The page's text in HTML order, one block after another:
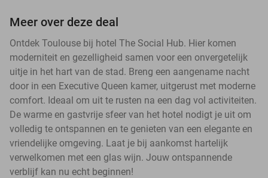
Meer over deze deal
Ontdek Toulouse bij hotel The Social Hub. Hier komen
moderniteit en gezelligheid samen voor een onvergetelijk
uitje in het hart van de stad. Breng een aangename nacht
door in een Executive Queen kamer, uitgerust met moderne
comfort. Ideaal om uit te rusten na een dag vol activiteiten.
De warme en gastvrije sfeer van het hotel nodigt je uit om
volledig te ontspannen en te genieten van een elegante en
vriendelijke omgeving. Laat je bij aankomst hartelijk
verwelkomen met een glas wijn. Jouw ontspannende
verblijf kan nu echt beginnen!